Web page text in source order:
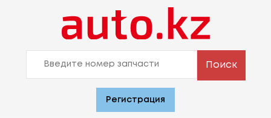
Поиск
Регистрация